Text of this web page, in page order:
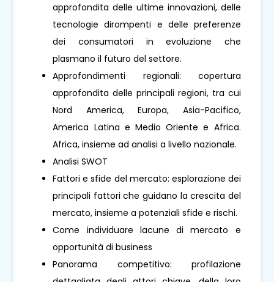
approfondita delle ultime innovazioni, delle
tecnologie dirompenti e delle preferenze
dei consumatori in evoluzione che
plasmano il futuro del settore.
Approfondimenti regionali: copertura
approfondita delle principali regioni, tra cui
Nord America, Europa, Asia-Pacifico,
America Latina e Medio Oriente e Africa.
Africa, insieme ad analisi a livello nazionale.
Analisi SWOT
Fattori e sfide del mercato: esplorazione dei
principali fattori che guidano la crescita del
mercato, insieme a potenziali sfide e rischi.
Come individuare lacune di mercato e
opportunità di business
Panorama competitivo: profilazione